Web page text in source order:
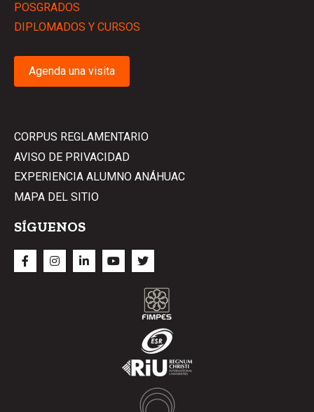
POSGRADOS
DIPLOMADOS Y CURSOS
Agenda una visita
CORPUS REGLAMENTARIO
AVISO DE PRIVACIDAD
EXPERIENCIA ALUMNO ANÁHUAC
MAPA DEL SITIO
SÍGUENOS